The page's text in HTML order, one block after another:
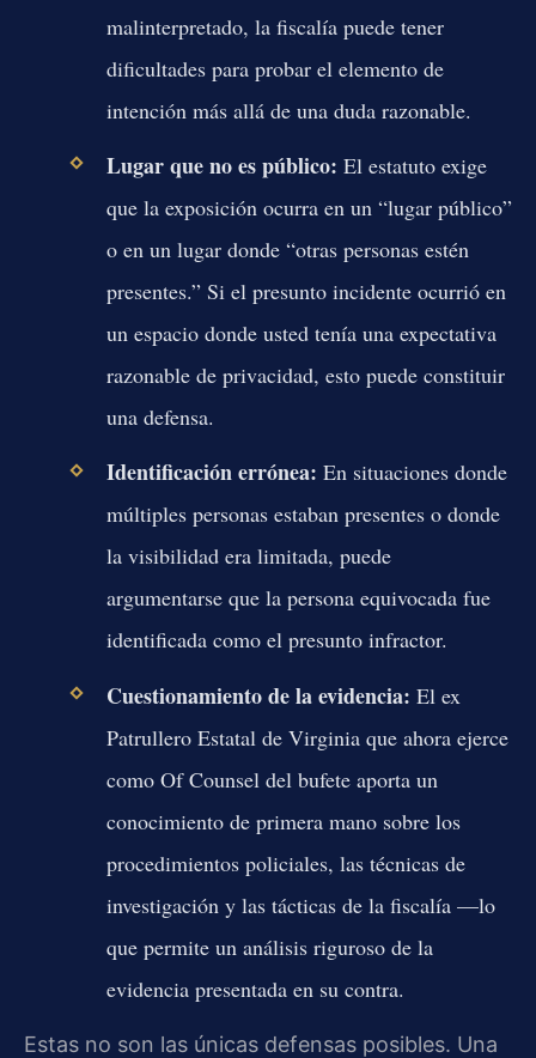
malinterpretado, la fiscalía puede tener
dificultades para probar el elemento de
intención más allá de una duda razonable.
Lugar que no es público: El estatuto exige
que la exposición ocurra en un “lugar público”
o en un lugar donde “otras personas estén
presentes.” Si el presunto incidente ocurrió en
un espacio donde usted tenía una expectativa
razonable de privacidad, esto puede constituir
una defensa.
Identificación errónea: En situaciones donde
múltiples personas estaban presentes o donde
la visibilidad era limitada, puede
argumentarse que la persona equivocada fue
identificada como el presunto infractor.
Cuestionamiento de la evidencia: El ex
Patrullero Estatal de Virginia que ahora ejerce
como Of Counsel del bufete aporta un
conocimiento de primera mano sobre los
procedimientos policiales, las técnicas de
investigación y las tácticas de la fiscalía —lo
que permite un análisis riguroso de la
evidencia presentada en su contra.
Estas no son las únicas defensas posibles. Una